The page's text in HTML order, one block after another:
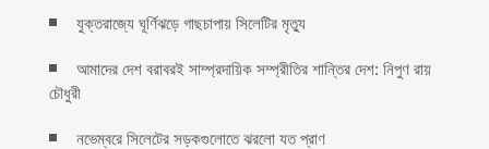
যুক্তরাজ্যে ঘূর্ণিঝড়ে গাছচাপায় সিলেটির মৃত্যু
আমাদের দেশ বরাবরই সাম্প্রদায়িক সম্প্রীতির শান্তির দেশ: নিপুণ রায়
চৌধুরী
নভেম্বরে সিলেটের সড়কগুলোতে ঝরলো যত প্রাণ